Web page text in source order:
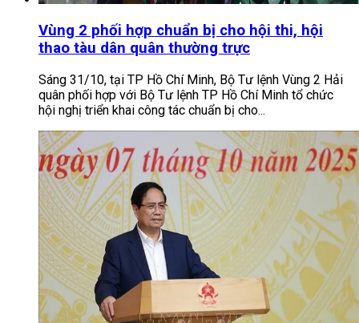
Vùng 2 phối hợp chuẩn bị cho hội thi, hội
thao tàu dân quân thường trực
Sáng 31/10, tại TP Hồ Chí Minh, Bộ Tư lệnh Vùng 2 Hải
quân phối hợp với Bộ Tư lệnh TP Hồ Chí Minh tổ chức
hội nghị triển khai công tác chuẩn bị cho...